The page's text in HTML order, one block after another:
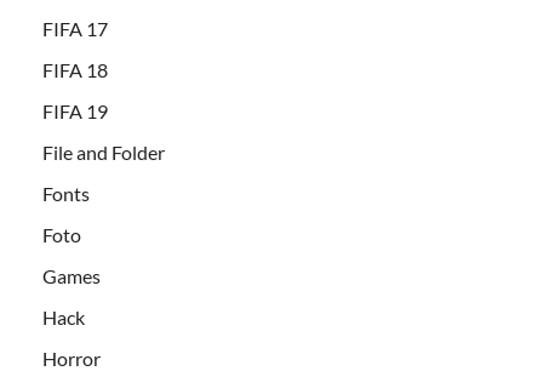
FIFA 17
FIFA 18
FIFA 19
File and Folder
Fonts
Foto
Games
Hack
Horror